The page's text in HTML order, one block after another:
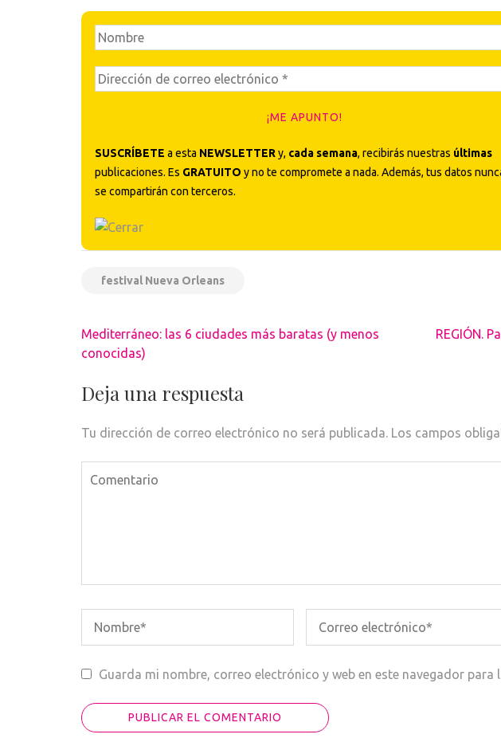
SUSCRÍBETE a esta NEWSLETTER y, cada semana, recibirás nuestras últimas
publicaciones. Es GRATUITO y no te compromete a nada. Además, tus datos
se compartirán con terceros.
festival Nueva Orleans
Navegación
de
Mediterráneo: las 6 ciudades más baratas (y menos
conocidas)
REGIÓN.
Deja una respuesta
Tu dirección de correo electrónico no será publicada. Los campos
Guarda mi nombre, correo electrónico y web en este navegador para